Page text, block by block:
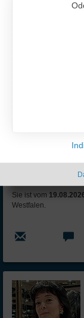
Sie ist vom
Westfalen.